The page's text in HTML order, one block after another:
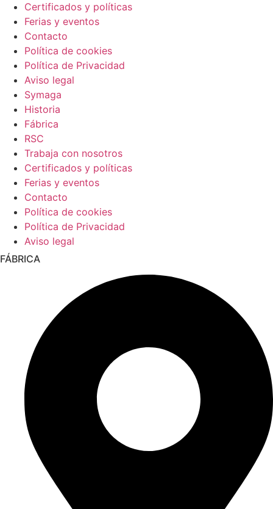
Certificados y políticas
Ferias y eventos
Contacto
Política de cookies
Política de Privacidad
Aviso legal
Symaga
Historia
Fábrica
RSC
Trabaja con nosotros
Certificados y políticas
Ferias y eventos
Contacto
Política de cookies
Política de Privacidad
Aviso legal
FÁBRICA